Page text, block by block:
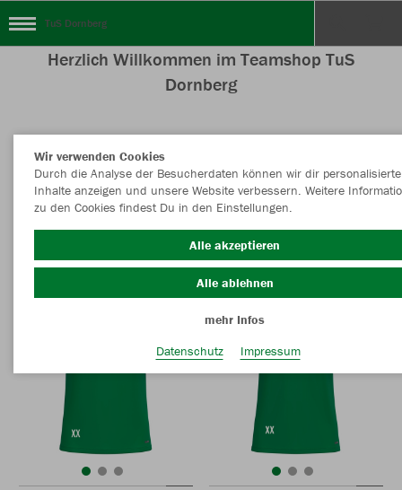
TuS Dornberg
Herzlich Willkommen im Teamshop TuS
Dornberg
Nachhaltig Farbe
Wir verwenden Cookies
Durch die Analyse der Besucherdaten können wir dir personalisierte
Inhalte anzeigen und unsere Website verbessern. Weitere
zu den Cookies findest Du in den Einstellungen.
Alle akzeptieren
Alle ablehnen
mehr Infos
Datenschutz
Impressum